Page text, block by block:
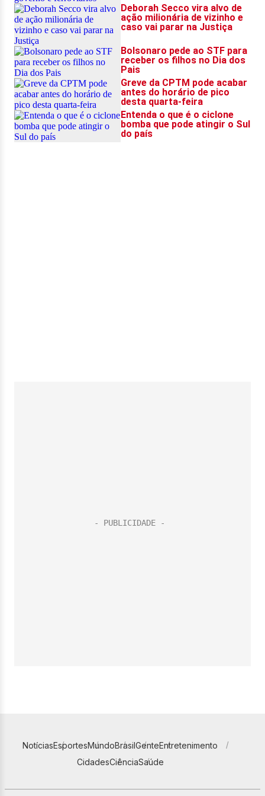
NotíciasEsportesMundoBrasilGenteEntretenimento
CidadesCiênciaSaúde